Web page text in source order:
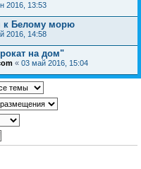
2016, 13:53
к Белому морю
2016, 14:58
на дом"
« 03 май 2016, 15:04